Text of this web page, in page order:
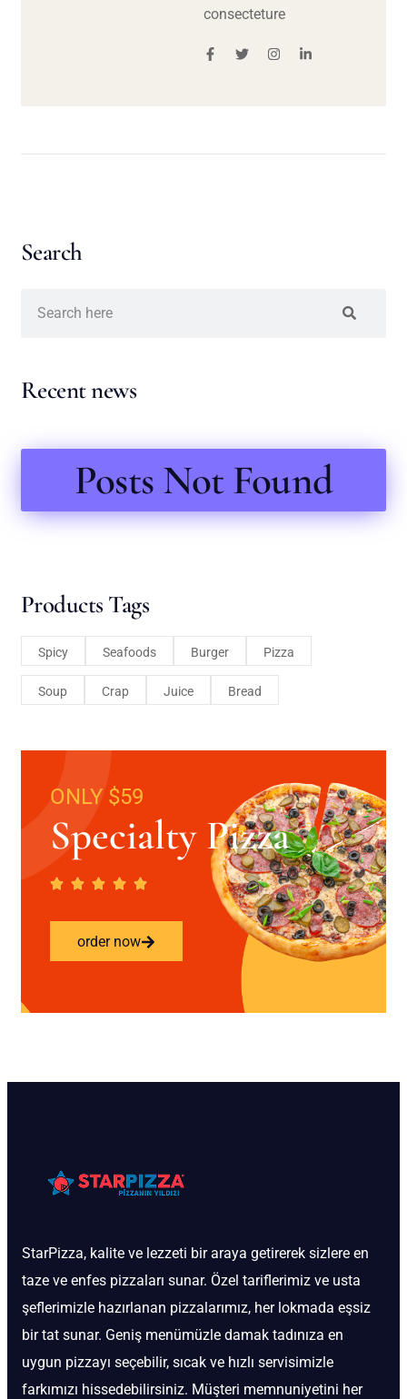
consecteture
Search
Recent news
Posts Not Found
Products Tags
Spicy Seafoods Burger Pizza
Soup Crap Juice Bread
ONLY $59
Specialty Pizza
order now
StarPizza, kalite ve lezzeti bir araya getirerek sizlere en
taze ve enfes pizzaları sunar. Özel tariflerimiz ve usta
şeflerimizle hazırlanan pizzalarımız, her lokmada eşsiz
bir tat sunar. Geniş menümüzle damak tadınıza en
uygun pizzayı seçebilir, sıcak ve hızlı servisimizle
farkımızı hissedebilirsiniz. Müşteri memnuniyetini her